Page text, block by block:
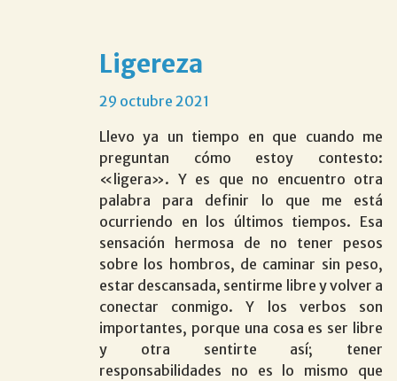
Ligereza
29 octubre 2021
Llevo ya un tiempo en que cuando me
preguntan cómo estoy contesto:
«ligera». Y es que no encuentro otra
palabra para definir lo que me está
ocurriendo en los últimos tiempos. Esa
sensación hermosa de no tener pesos
sobre los hombros, de caminar sin peso,
estar descansada, sentirme libre y volver a
conectar conmigo. Y los verbos son
importantes, porque una cosa es ser libre
y otra sentirte así; tener
responsabilidades no es lo mismo que